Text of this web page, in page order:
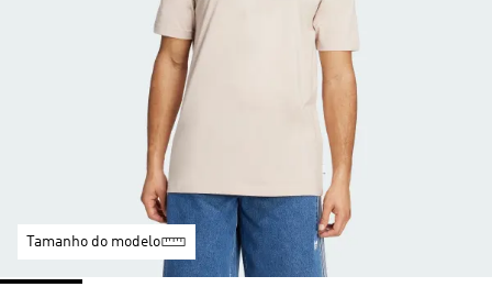
Tamanho do modelo